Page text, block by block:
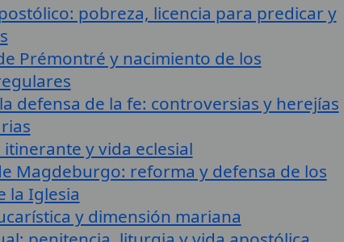
pobreza, licencia para predicar y
Prémontré y nacimiento de los
defensa de la fe: controversias y herejías
y vida eclesial
Magdeburgo: reforma y defensa de los
la Iglesia
y dimensión mariana